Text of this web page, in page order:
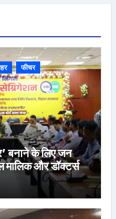
फीचर
बनाने के लिए जन
मालिक और डॉक्टर्स